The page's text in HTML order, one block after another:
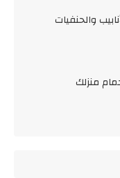
والحنفيات
منزلك